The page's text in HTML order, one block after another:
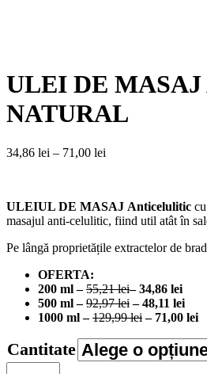
ULEI DE MASAJ
NATURAL
34,86 lei – 71,00 lei
până
la
ULEIUL DE MASAJ Anticelulitic
masajul anti-celulitic, fiind util atât în
Pe lângă proprietățile extractelor de
OFERTA:
200 ml –55,21 lei– 34,86 lei
500 ml –92,97 lei– 48,11 lei
1000 ml –129,99 lei– 71,00 lei
Cantitate